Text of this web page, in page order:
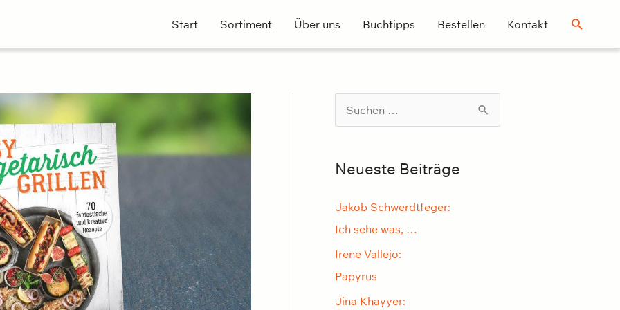
Start Sortiment Über uns Buchtipps Bestellen Kontakt Suchen
u
h
n
n
a
c
h
Neueste Beiträge
Jakob Schwerdtfeger:
Ich sehe was, …
Irene Vallejo:
Papyrus
Jina Khayyer: